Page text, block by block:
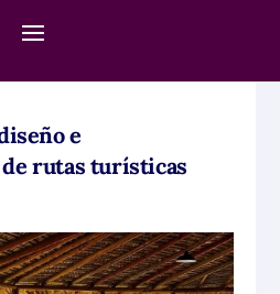
e
rutas turísticas